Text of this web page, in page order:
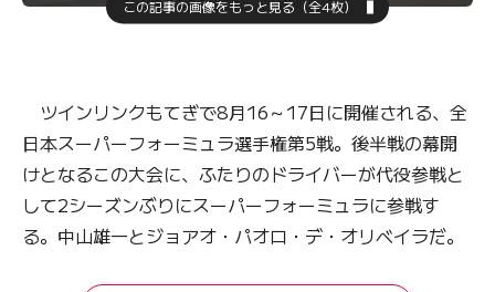
この記事の画像をもっと見る（全4枚）
ツインリンクもてぎで8月16～17日に開催される、全
日本スーパーフォーミュラ選手権第5戦。後半戦の幕開
けとなるこの大会に、ふたりのドライバーが代役参戦と
して2シーズンぶりにスーパーフォーミュラに参戦す
る。中山雄一とジョアオ・パオロ・デ・オリベイラだ。